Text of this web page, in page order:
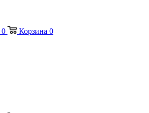
0 Корзина 0